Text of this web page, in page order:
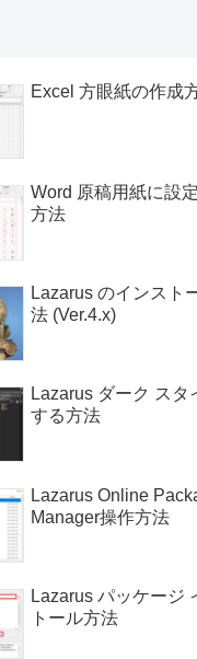
Excel 方眼紙の作成
Word 原稿用紙に設
方法
Lazarus のインスト
法 (Ver.4.x)
Lazarus ダーク スタ
する方法
Lazarus Online
Manager操作方法
Lazarus パッケージ
トール方法